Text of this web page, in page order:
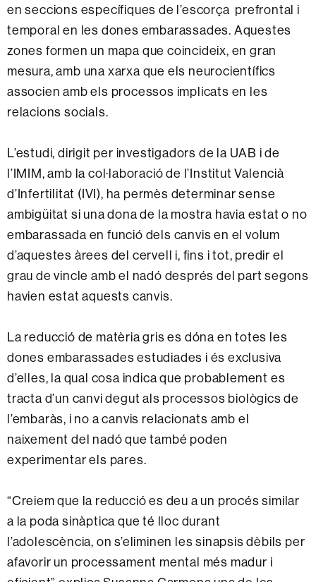
en seccions específiques de l’escorça prefrontal i
temporal en les dones embarassades. Aquestes
zones formen un mapa que coincideix, en gran
mesura, amb una xarxa que els neurocientífics
associen amb els processos implicats en les
relacions socials.
L’estudi, dirigit per investigadors de la UAB i de
l’IMIM, amb la col·laboració de l’Institut Valencià
d’Infertilitat (IVI), ha permès determinar sense
ambigüitat si una dona de la mostra havia estat o no
embarassada en funció dels canvis en el volum
d’aquestes àrees del cervell i, fins i tot, predir el
grau de vincle amb el nadó després del part segons
havien estat aquests canvis.
La reducció de matèria gris es dóna en totes les
dones embarassades estudiades i és exclusiva
d’elles, la qual cosa indica que probablement es
tracta d’un canvi degut als processos biològics de
l’embaràs, i no a canvis relacionats amb el
naixement del nadó que també poden
experimentar els pares.
“Creiem que la reducció es deu a un procés similar
a la poda sinàptica que té lloc durant
l’adolescència, on s’eliminen les sinapsis dèbils per
afavorir un processament mental més madur i